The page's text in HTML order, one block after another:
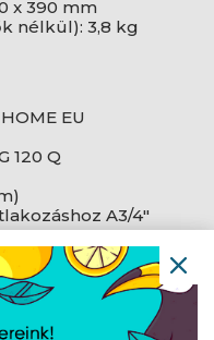
x 390 mm
nélkül): 3,8 kg
EU
120 Q
A3/4"